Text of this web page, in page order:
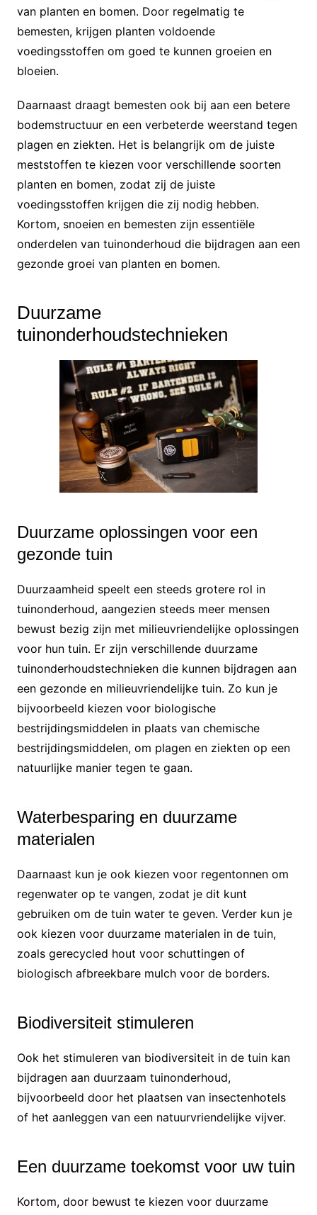
van planten en bomen. Door regelmatig te
bemesten, krijgen planten voldoende
voedingsstoffen om goed te kunnen groeien en
bloeien.
Daarnaast draagt bemesten ook bij aan een betere
bodemstructuur en een verbeterde weerstand tegen
plagen en ziekten. Het is belangrijk om de juiste
meststoffen te kiezen voor verschillende soorten
planten en bomen, zodat zij de juiste
voedingsstoffen krijgen die zij nodig hebben.
Kortom, snoeien en bemesten zijn essentiële
onderdelen van tuinonderhoud die bijdragen aan een
gezonde groei van planten en bomen.
Duurzame
tuinonderhoudstechnieken
Duurzame oplossingen voor een
gezonde tuin
Duurzaamheid speelt een steeds grotere rol in
tuinonderhoud, aangezien steeds meer mensen
bewust bezig zijn met milieuvriendelijke oplossingen
voor hun tuin. Er zijn verschillende duurzame
tuinonderhoudstechnieken die kunnen bijdragen aan
een gezonde en milieuvriendelijke tuin. Zo kun je
bijvoorbeeld kiezen voor biologische
bestrijdingsmiddelen in plaats van chemische
bestrijdingsmiddelen, om plagen en ziekten op een
natuurlijke manier tegen te gaan.
Waterbesparing en duurzame
materialen
Daarnaast kun je ook kiezen voor regentonnen om
regenwater op te vangen, zodat je dit kunt
gebruiken om de tuin water te geven. Verder kun je
ook kiezen voor duurzame materialen in de tuin,
zoals gerecycled hout voor schuttingen of
biologisch afbreekbare mulch voor de borders.
Biodiversiteit stimuleren
Ook het stimuleren van biodiversiteit in de tuin kan
bijdragen aan duurzaam tuinonderhoud,
bijvoorbeeld door het plaatsen van insectenhotels
of het aanleggen van een natuurvriendelijke vijver.
Een duurzame toekomst voor uw tuin
Kortom, door bewust te kiezen voor duurzame